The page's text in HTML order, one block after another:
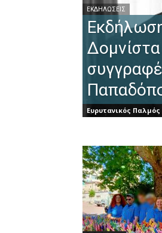
ΕΚΔΗΛΏΣΕΙΣ
Ευρυτανικός Παλμός